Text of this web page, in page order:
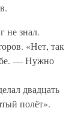
не знал.
«Нет, так
— Нужно
двадцать
полёт».